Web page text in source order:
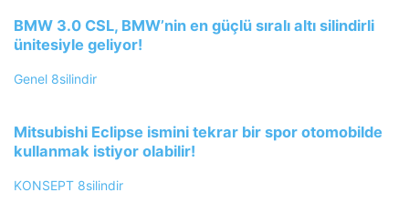
BMW 3.0 CSL, BMW’nin en güçlü sıralı altı silindirli
ünitesiyle geliyor!
Genel 8silindir
Mitsubishi Eclipse ismini tekrar bir spor otomobilde
kullanmak istiyor olabilir!
KONSEPT 8silindir